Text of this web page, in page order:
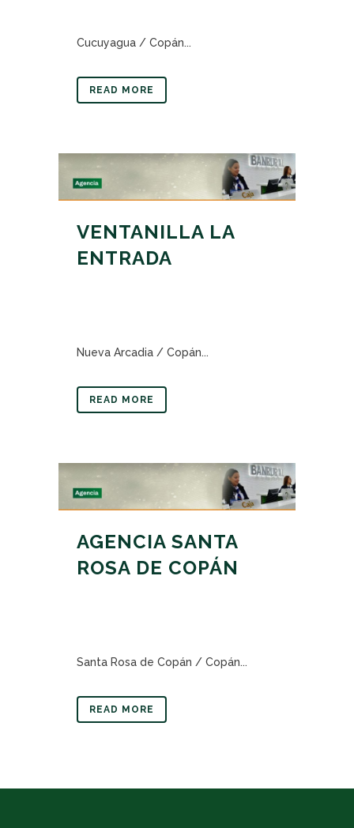
Cucuyagua / Copán...
READ MORE
VENTANILLA LA
ENTRADA
Nueva Arcadia / Copán...
READ MORE
AGENCIA SANTA
ROSA DE COPÁN
Santa Rosa de Copán / Copán...
READ MORE